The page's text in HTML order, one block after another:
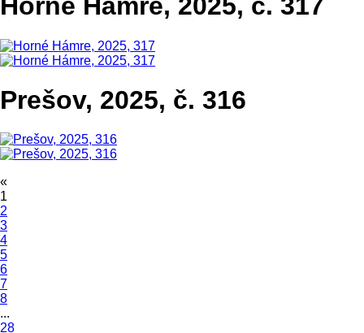
Prešov, 2025, č. 316
«
1
2
3
4
5
6
7
8
...
28